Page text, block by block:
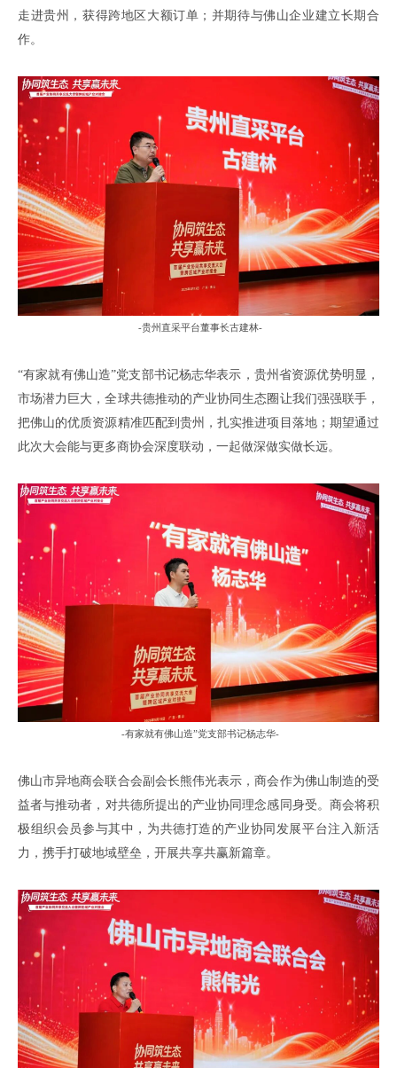
走进贵州 ， 获得跨地区大额订单 ； 并期待与佛山企业建立长期合
作。
-贵州直采平台董事长古建林-
“有家就有佛山造”党支部书记杨志华表示 ，贵州省资源优势明显，
市场潜力巨大，全球共德推动的产业协同生态圈让我们强强联手，
把佛山的优质资源精准匹配到 贵州，扎实推进项目落地；期望通过
此次大会能与更多商协会深度联动，一起做深做实做长远。
-有家就有佛山造”党支部书记杨志华-
佛山市异地商会联合会副会长熊伟光表示 ，商会作为佛山制造的受
益者与推动者 ， 对共德所提出的产业协同理念感同身受。 商会将积
极组织会员参与其中，为共德打造的产业协同发展平台注入 新活
力，携手打破地域壁垒，开展共享共赢新篇章。